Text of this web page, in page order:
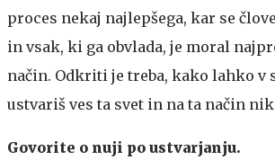
proces nekaj najlepšega, kar se
in vsak, ki ga obvlada, je moral
način. Odkriti je treba, kako lahko
ustvariš ves ta svet in na ta način
Govorite o nuji po ustvarjanju.